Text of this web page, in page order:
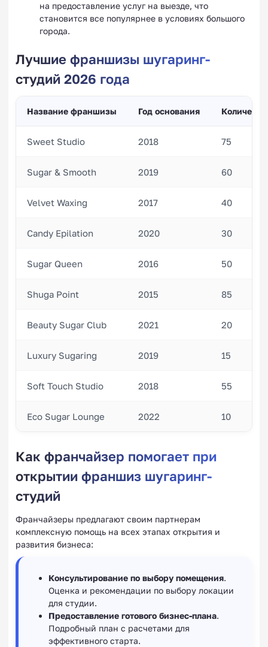
на предоставление услуг на выезде, что
становится все популярнее в условиях большого
города.
Лучшие франшизы шугаринг-
студий 2026 года
Название франшизы Год основания
Sweet Studio 2018 75
Sugar & Smooth 2019 60
Velvet Waxing 2017 40
Candy Epilation 2020 30
Sugar Queen 2016 50
Shuga Point 2015 85
Beauty Sugar Club 2021 20
Luxury Sugaring 2019 15
Soft Touch Studio 2018 55
Eco Sugar Lounge 2022 10
Как франчайзер помогает при
открытии франшиз шугаринг-
студий
Франчайзеры предлагают своим партнерам
комплексную помощь на всех этапах открытия и
развития бизнеса:
Консультирование по выбору помещения.
Оценка и рекомендации по выбору локации
для студии.
Предоставление готового бизнес-плана.
Подробный план с расчетами для
эффективного старта.